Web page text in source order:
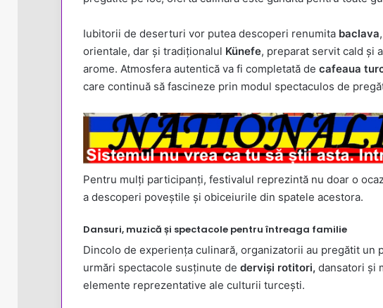
Iubitorii de deserturi vor putea descoperi renumita baclava
orientale, dar și tradiționalul Künefe, preparat servit cald și
arome. Atmosfera autentică va fi completată de cafeaua
care continuă să fascineze prin modul spectaculos de
Pentru mulți participanți, festivalul reprezintă nu doar o
a descoperi poveștile și obiceiurile din spatele acestora.
Dansuri, muzică și spectacole pentru întreaga familie
Dincolo de experiența culinară, organizatorii au pregătit un
urmări spectacole susținute de derviși rotitori, dansatori și
elemente reprezentative ale culturii turcești.